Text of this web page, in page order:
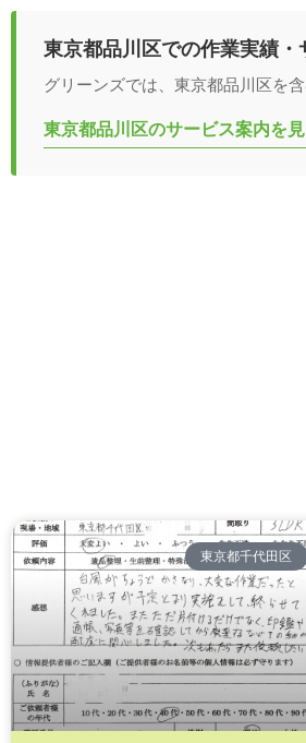
東京都品川区での作業実績・
グリーンズでは、東京都品川区を
東京都品川区のサービス案内を
東京都千代田区